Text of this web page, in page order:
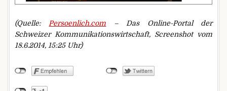
(Quelle: Persoenlich.com – Das Online-Portal der
Schweizer Kommunikationswirtschaft, Screenshot vom
18.6.2014, 15:25 Uhr)